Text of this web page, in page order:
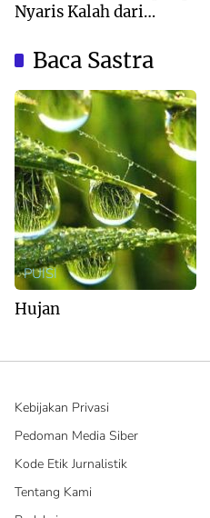
Nyaris Kalah dari
Baca Sastra
PUISI
Hujan
Kebijakan Privasi
Pedoman Media Siber
Kode Etik Jurnalistik
Tentang Kami